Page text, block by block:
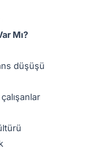
Mı?
düşüşü